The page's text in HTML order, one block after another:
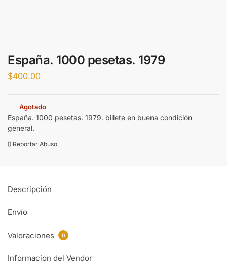
España. 1000 pesetas. 1979
$400.00
Agotado
España. 1000 pesetas. 1979. billete en buena condición
general.
Reportar Abuso
Descripción
Envío
Valoraciones 0
Informacion del Vendor